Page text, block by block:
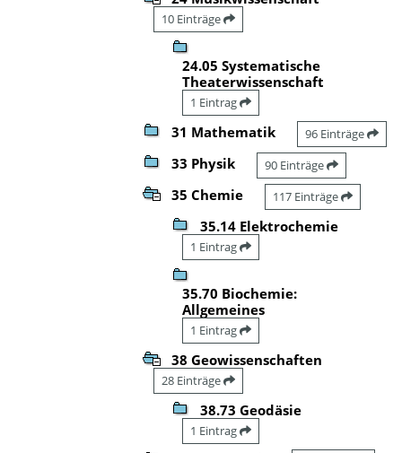
10 Einträge
24.05 Systematische
Theaterwissenschaft
1 Eintrag
31 Mathematik 96 Einträge
33 Physik 90 Einträge
35 Chemie 117 Einträge
35.14 Elektrochemie
1 Eintrag
35.70 Biochemie:
Allgemeines
1 Eintrag
38 Geowissenschaften
28 Einträge
38.73 Geodäsie
1 Eintrag